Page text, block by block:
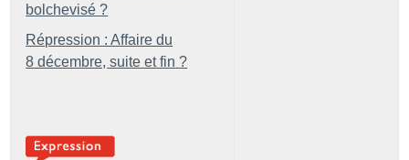
bolchevisé ?
Répression : Affaire du
8 décembre, suite et fin ?